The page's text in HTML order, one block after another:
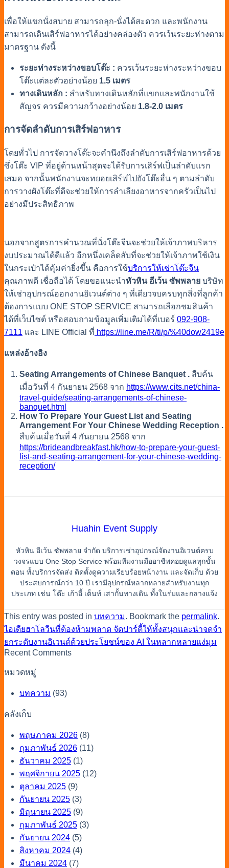
เพื่อให้แขกนั่งสบาย สามารถลุก-นั่งได้สะดวก และพนักงาน
สามารถเดินเสิร์ฟอาหารได้อย่างคล่องตัว ควรเว้นระยะห่างตาม
มาตรฐาน ดังนี้
ระยะห่างระหว่างขอบโต๊ะ : ควรเว้นระยะห่างระหว่างขอบ
โต๊ะแต่ละตัวอย่างน้อย 1.5 เมตร
ทางเดินหลัก : สำหรับทางเดินหลักที่แขกและพนักงานใช้
สัญจร ควรมีความกว้างอย่างน้อย 1.8-2.0 เมตร
การจัดลำดับการเสิร์ฟอาหาร
โดยทั่วไป การจัดวางโต๊ะจะคำนึงถึงลำดับการเสิร์ฟอาหารด้วย
ซึ่งโต๊ะ VIP ที่อยู่ด้านหน้าสุดจะได้รับการเสิร์ฟเป็นลำดับแรก
เสมอ จากนั้นพนักงานจะทยอยเสิร์ฟไปยังโต๊ะอื่น ๆ ตามลำดับ
การวางผังโต๊ะที่ดีจะช่วยให้การลำเลียงอาหารจากครัวเป็นไป
อย่างมีประสิทธิภาพ
นอกจากสูตรการคำนวณที่นั่งโต๊ะจีนจะช่วยให้เจ้าภาพบริหาร
งบประมาณได้ดีแล้ว อีกหนึ่งเคล็ดลับที่จะช่วยให้เจ้าภาพใช้เงิน
ในกระเป๋าได้คุ้มค่ายิ่งขึ้น คือการใช้บริการให้เช่าโต๊ะจีน
คุณภาพดี เชื่อถือได้ โดยขอแนะนำหัวหิน อีเว้น ซัพพลาย บริษัท
ให้เช่าอุปกรณ์ออกงานอิเวนต์ต่าง ๆ ที่เดียวจบครบทุกสิ่งที่ลูกค้า
ต้องการแบบ ONE STOP SERVICE สามารถเลือกชมสินค้า
ได้ที่เว็บไซต์ หรือสอบถามข้อมูลเพิ่มเติมได้ที่เบอร์ 092-908-
7111 และ LINE Official ที่ https://line.me/R/ti/p/%40dow2419e
แหล่งอ้างอิง
Seating Arrangements of Chinese Banquet . สืบค้น
เมื่อวันที่ 4 กันยายน 2568 จาก https://www.cits.net/china-
travel-guide/seating-arrangements-of-chinese-
banquet.html
How To Prepare Your Guest List and Seating
Arrangement For Your Chinese Wedding Reception .
สืบค้นเมื่อวันที่ 4 กันยายน 2568 จาก
https://brideandbreakfast.hk/how-to-prepare-your-guest-
list-and-seating-arrangement-for-your-chinese-wedding-
reception/
Huahin Event Supply
หัวหิน อีเว้น ซัพพลาย จำกัด บริการเช่าอุปกรณ์จัดงานอิเวนต์ครบ
วงจรแบบ One Stop Service พร้อมทีมงานมืออาชีพคอยดูแลทุกขั้น
ตอน ทั้งบริการจัดส่ง ติดตั้งดูความเรียบร้อยหน้างาน และจัดเก็บ ด้วย
ประสบการณ์กว่า 10 ปี เรามีอุปกรณ์หลากหลายสำหรับงานทุก
ประเภท เช่น โต๊ะ เก้าอี้ เต็นท์ เสากั้นทางเดิน ทั้งในร่มและกลางแจ้ง
This entry was posted in บทความ. Bookmark the permalink.
ไอเดียฮาโลวีนที่ต้องห้ามพลาด จัดปาร์ตี้ให้ทั้งสนุกและน่าจดจำ
ยกระดับงานอิเวนต์ด้วยประโยชน์ของ AI ในหลากหลายแง่มุม
Recent Comments
หมวดหมู่
บทความ (93)
คลังเก็บ
พฤษภาคม 2026 (8)
กุมภาพันธ์ 2026 (11)
ธันวาคม 2025 (1)
พฤศจิกายน 2025 (12)
ตุลาคม 2025 (9)
กันยายน 2025 (3)
มิถุนายน 2025 (9)
กุมภาพันธ์ 2025 (3)
กันยายน 2024 (5)
สิงหาคม 2024 (4)
มีนาคม 2024 (7)